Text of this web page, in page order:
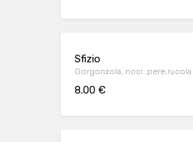
Sfizio
Gorgonzola, noci ,pere,rucola
8.00 €